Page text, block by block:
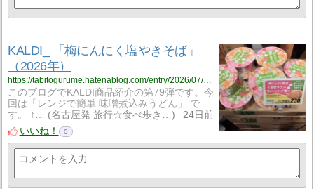
KALDI_ 「梅にんにく塩やきそば」
（2026年）
https://tabitogurume.hatenablog.com/entry/2026/07/16/075051
このブログでKALDI商品紹介の第79弾です。今
回は「レンジで簡単 味噌煮込みうどん」 で
す。 ↑…
名古屋発 旅行☆食べ歩き…
24日前
いいね！
0